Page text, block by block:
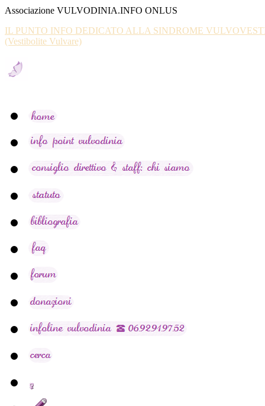
Associazione VULVODINIA.INFO ONLUS
IL PUNTO INFO DEDICATO ALLA SINDROME
(Vestibolite Vulvare)